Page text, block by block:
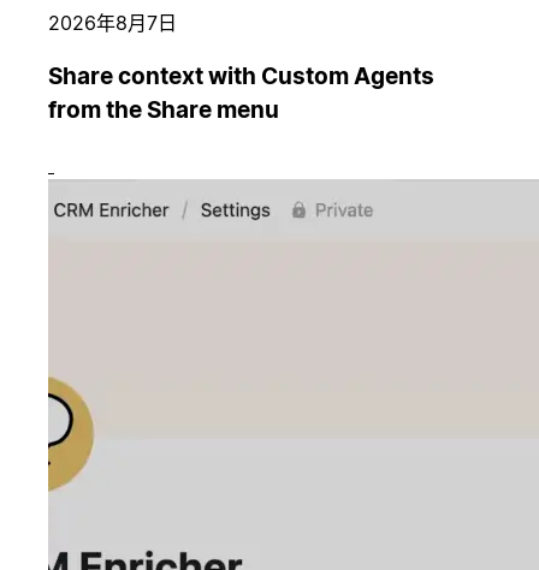
2026年8月7日
Share context with Custom Agents
from the Share menu